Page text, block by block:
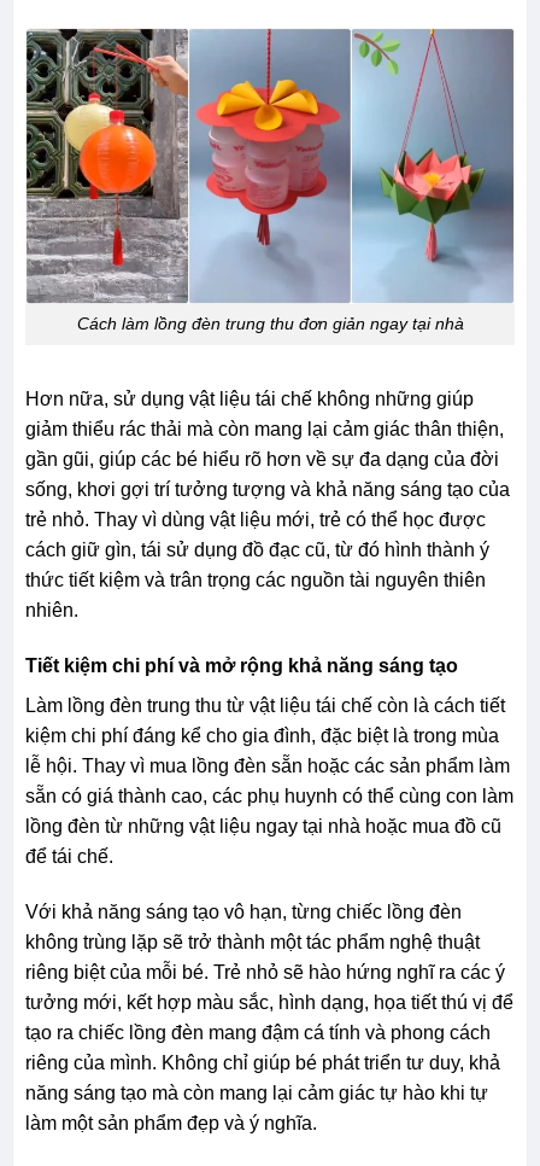
Cách làm lồng đèn trung thu đơn giản ngay tại nhà
Hơn nữa, sử dụng vật liệu tái chế không những giúp
giảm thiểu rác thải mà còn mang lại cảm giác thân thiện,
gần gũi, giúp các bé hiểu rõ hơn về sự đa dạng của đời
sống, khơi gợi trí tưởng tượng và khả năng sáng tạo của
trẻ nhỏ. Thay vì dùng vật liệu mới, trẻ có thể học được
cách giữ gìn, tái sử dụng đồ đạc cũ, từ đó hình thành ý
thức tiết kiệm và trân trọng các nguồn tài nguyên thiên
nhiên.
Tiết kiệm chi phí và mở rộng khả năng sáng tạo
Làm lồng đèn trung thu từ vật liệu tái chế còn là cách tiết
kiệm chi phí đáng kể cho gia đình, đặc biệt là trong mùa
lễ hội. Thay vì mua lồng đèn sẵn hoặc các sản phẩm làm
sẵn có giá thành cao, các phụ huynh có thể cùng con làm
lồng đèn từ những vật liệu ngay tại nhà hoặc mua đồ cũ
để tái chế.
Với khả năng sáng tạo vô hạn, từng chiếc lồng đèn
không trùng lặp sẽ trở thành một tác phẩm nghệ thuật
riêng biệt của mỗi bé. Trẻ nhỏ sẽ hào hứng nghĩ ra các ý
tưởng mới, kết hợp màu sắc, hình dạng, họa tiết thú vị để
tạo ra chiếc lồng đèn mang đậm cá tính và phong cách
riêng của mình. Không chỉ giúp bé phát triển tư duy, khả
năng sáng tạo mà còn mang lại cảm giác tự hào khi tự
làm một sản phẩm đẹp và ý nghĩa.